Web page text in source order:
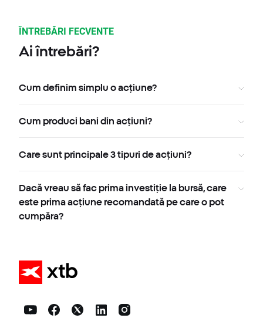
ÎNTREBĂRI FECVENTE
Ai întrebări?
Cum definim simplu o acțiune?
Cum produci bani din acțiuni?
Care sunt principale 3 tipuri de acțiuni?
Dacă vreau să fac prima investiție la bursă, care
este prima acțiune recomandată pe care o pot
cumpăra?